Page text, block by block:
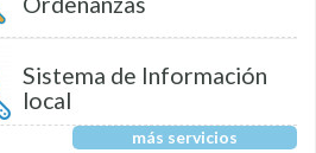
Sistema de Información
local
más servicios